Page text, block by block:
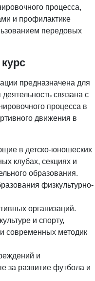
процесса,
и профилактике
передовых
предназначена для
связана с
процесса в
движения в
в детско-юношеских
клубах, секциях и
образования.
физкультурно-
организаций.
и спорту,
современных методик
и
за развитие футбола и